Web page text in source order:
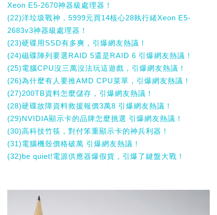
Xeon E5-2670神器級處理器！
(22)洋垃圾戰神，5999元買14核心28執行緒Xeon E5-
2683v3神器級處理器！
(23)硬碟用SSD有多爽，引爆網友熱議！
(24)磁碟陣列要選RAID 5還是RAID 6 引爆網友熱議！
(25)電腦CPU沒三萬沒法玩這遊戲，引爆網友熱議！
(26)為什麼有人要推AMD CPU菜單，引爆網友熱議！
(27)200TB資料怎麼儲存，引爆網友熱議！
(28)硬碟故障資料救援報價3萬8 引爆網友熱議！
(29)NVIDIA顯示卡的品牌怎麼挑選 引爆網友熱議！
(30)高科技竹筷，對付笨重顯示卡的神兵利器！
(31)電腦機殼價格破萬 引爆網友熱議！
(32)be quiet!電源供應器爆假貨，引爆了鍵盤大戰！